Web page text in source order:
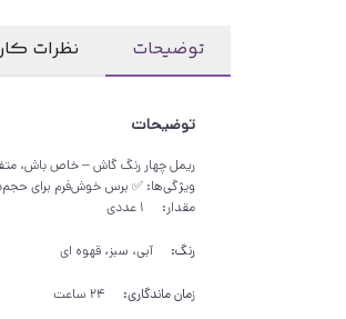
توضیحات نظرات
توضیحات
ویژگی‌ها: ✅ برس خوش‌فرم برای
مقدار:
1 عددی
رنگ: آبی، سبز، قهوه ای
زمان ماندگاری: 24 ساعت